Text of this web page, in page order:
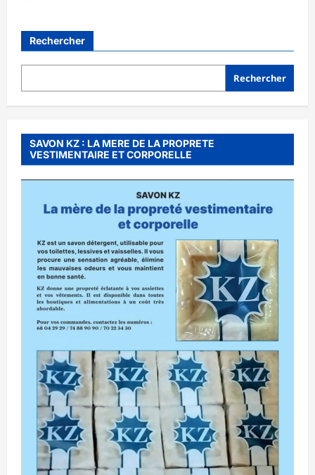
Rechercher
Rechercher
SAVON KZ : LA MERE DE LA PROPRETE
VESTIMENTAIRE ET CORPORELLE